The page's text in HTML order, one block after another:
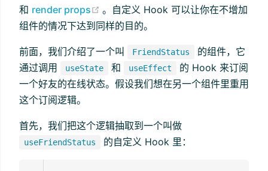
和 render props (opens new window)
。自定义 Hook 可以让你在不增加
组件的情况下达到同样的目的。
前面，我们介绍了一个叫 FriendStatus
的组件，它
通过调用
useState 和 useEffect
的 Hook 来订阅
一个好友的在线状态。假设我们想在另一个组件里重用
这个订阅逻辑。
首先，我们把这个逻辑抽取到一个叫做
useFriendStatus 的自定义 Hook 里：